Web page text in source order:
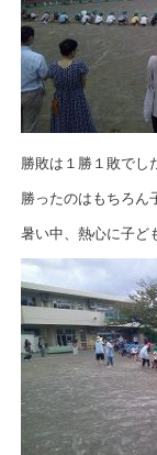
勝敗は１勝１敗でし
勝ったのはもちろん
暑い中、熱心に子ど